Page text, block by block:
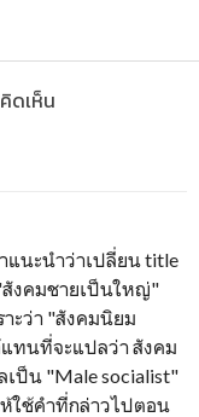
ดเห็น
แนะนำว่าเปลี่ยน title
งคมชายเป็นใหญ่"
ะว่า "สังคมนิยม
ทนที่จะแปลว่า สังคม
ป็น "Male socialist"
ใช้คำที่กล่าวไปตอน